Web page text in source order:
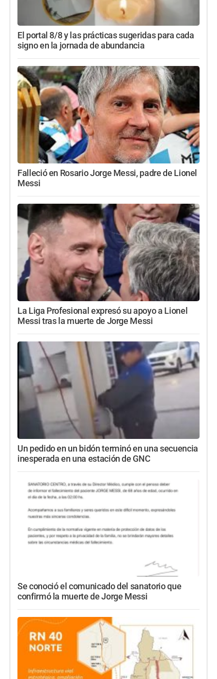
El portal 8/8 y las prácticas sugeridas para cada
signo en la jornada de abundancia
Falleció en Rosario Jorge Messi, padre de Lionel
Messi
La Liga Profesional expresó su apoyo a Lionel
Messi tras la muerte de Jorge Messi
Un pedido en un bidón terminó en una secuencia
inesperada en una estación de GNC
Se conoció el comunicado del sanatorio que
confirmó la muerte de Jorge Messi